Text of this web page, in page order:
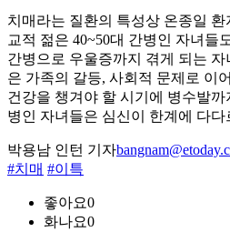
치매라는 질환의 특성상 온종일 환
교적 젊은 40~50대 간병인 자녀들
간병으로 우울증까지 겪게 되는
은 가족의 갈등, 사회적 문제로 이
건강을 챙겨야 할 시기에 병수발
병인 자녀들은 심신이 한계에 다다
박용남 인턴 기자
#치매 #이특
좋아요0
화나요0